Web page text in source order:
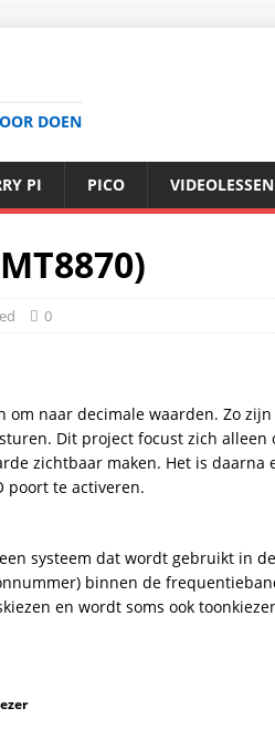
DOEN
PI PICO VIDEOLESSEN
0
om naar decimale waarden. Zo
Dit project focust zich
zichtbaar maken. Het is daarna
poort te activeren.
systeem dat wordt gebruikt in
binnen de
en wordt soms ook